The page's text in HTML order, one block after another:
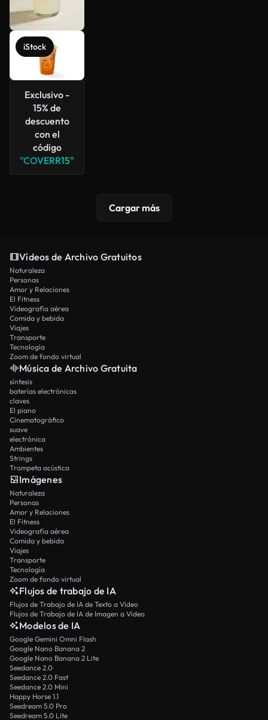
iStock
Exclusivo -
15% de
descuento
con el
código
"COVERR15"
Cargar más
Vídeos de Archivo Gratuitos
Naturaleza
Personas
Amor y Relaciones
El Fitness
Videografía aérea
Comida y bebida
Viajes
Transporte
Tecnología
Zoom de fondo virtual
Música de Archivo Gratuita
síntesis
baterías electrónicas
claves
El piano
Cinematográfico
suave
electrónica
Ambientes
Strings
Trompeta acústica
Imágenes
Naturaleza
Personas
Amor y Relaciones
El Fitness
Videografía aérea
Comida y bebida
Viajes
Transporte
Tecnología
Zoom de fondo virtual
Flujos de trabajo de IA
Flujos de Trabajo de IA de Texto a Vídeo
Flujos de Trabajo de IA de Imagen a Vídeo
Modelos de IA
Google Gemini Omni Flash
Google Nano Banana 2
Google Nano Banana 2 Lite
Seedance 2.0
Seedance 2.0 Fast
Seedance 2.0 Mini
Happy Horse 1.1
Seedream 5.0 Pro
Seedream 5.0 Lite